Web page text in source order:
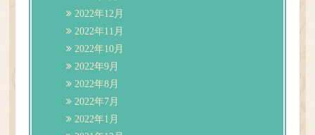
2022年12月
2022年11月
2022年10月
2022年9月
2022年8月
2022年7月
2022年1月